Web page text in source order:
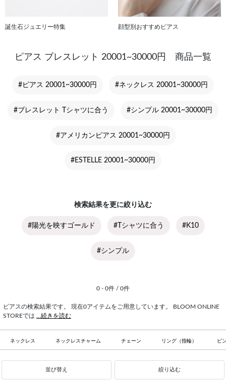
誕生石ジュエリー特集 顔型別おすすめピアス
ピアス ブレスレット 20001~30000円 商品一覧
#ピアス 20001~30000円 #ネックレス 20001~30000円
#ブレスレット Tシャツに合う #シンプル 20001~30000円
#アメリカンピアス 20001~30000円
#ESTELLE 20001~30000円
検索結果を更に絞り込む
#陽光を映すゴールド #Tシャツに合う #K10
#シンプル
0 - 0件 / 0件
ピアスの検索結果です。 現在0アイテムをご用意しています。 BLOOM ONLINE
STOREでは ...続きを読む
ネックレス ネックレスチャーム チェーン リング（指輪） ピ
並び替え 絞り込む